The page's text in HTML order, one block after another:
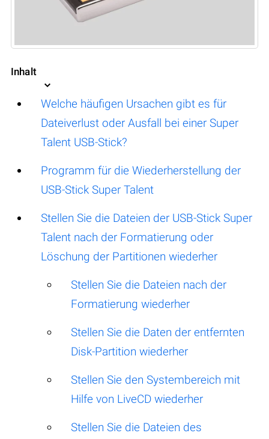
Inhalt
Welche häufigen Ursachen gibt es für
Dateiverlust oder Ausfall bei einer Super
Talent USB-Stick?
Programm für die Wiederherstellung der
USB-Stick Super Talent
Stellen Sie die Dateien der USB-Stick Super
Talent nach der Formatierung oder
Löschung der Partitionen wiederher
Stellen Sie die Dateien nach der
Formatierung wiederher
Stellen Sie die Daten der entfernten
Disk-Partition wiederher
Stellen Sie den Systembereich mit
Hilfe von LiveCD wiederher
Stellen Sie die Dateien des